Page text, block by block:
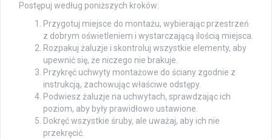
Postępuj według poniższych kroków:
Przygotuj miejsce do montażu, wybierając przestrzeń
z dobrym oświetleniem i wystarczającą ilością miejsca.
Rozpakuj żaluzje i skontroluj wszystkie elementy, aby
upewnić się, że niczego nie brakuje.
Przykręć uchwyty montażowe do ściany zgodnie z
instrukcją, zachowując właściwe odstępy.
Podwiesz żaluzje na uchwytach, sprawdzając ich
poziom, aby były prawidłowo ustawione.
Dokręć wszystkie śruby, ale uważaj, aby ich nie
przekręcić.